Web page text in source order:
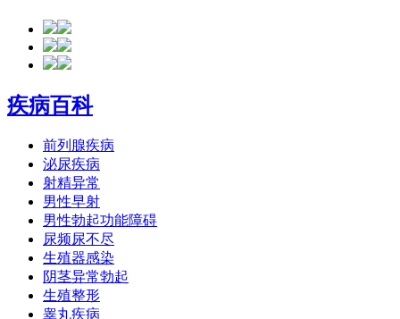
疾病百科
前列腺疾病
泌尿疾病
射精异常
男性早射
男性勃起功能障碍
尿频尿不尽
生殖器感染
阴茎异常勃起
生殖整形
睾丸疾病